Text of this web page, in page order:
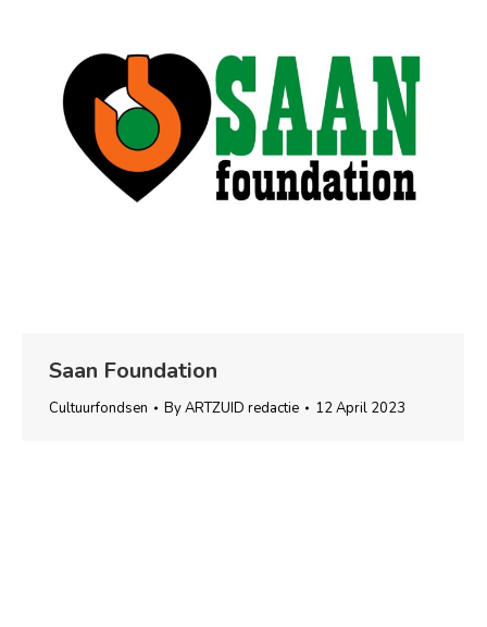
Saan Foundation
Cultuurfondsen ByARTZUID redactie 12 April 2023